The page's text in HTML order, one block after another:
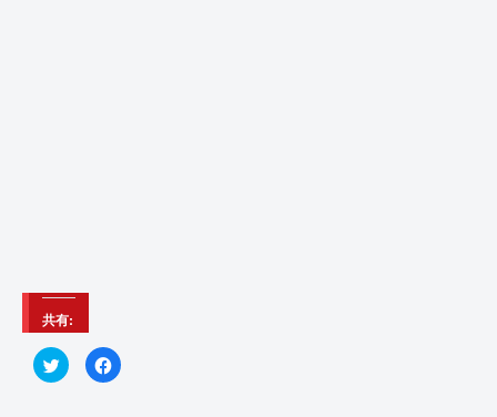
共有:
ク
リ
F
a